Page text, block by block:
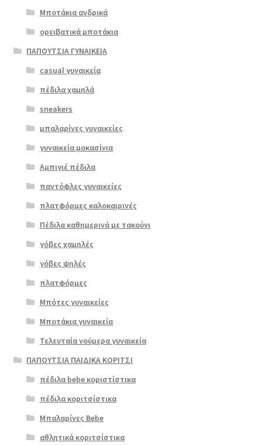
€79.00.
Επιλο
προϊόντοςΜποτάκια ανδρικά
ορειβατικά μποτάκια
ΠΑΠΟΥΤΣΙΑ ΓΥΝΑΙΚΕΙΑ
casual γυναικεία
πέδιλα χαμηλά
sneakers
μπαλαρίνες γυναικείες
γυναικεία μοκασίνια
Αμπιγιέ πέδιλα
παντόφλες γυναικείες
πλατφόρμες καλοκαιρινές
Πέδιλα καθημερινά με τακούνι
γόβες χαμηλές
γόβες ψηλές
πλατφόρμες
Μπότες γυναικείες
Μποτάκια γυναικεία
Τελευταία νούμερα γυναικεία
ΠΑΠΟΥΤΣΙΑ ΠΑΙΔΙΚΑ ΚΟΡΙΤΣΙ
πέδιλα bebe κοριστίστικα
πέδιλα κοριτσίστικα
Μπαλαρίνες Bebe
αθλητικά κοριτσίστικα